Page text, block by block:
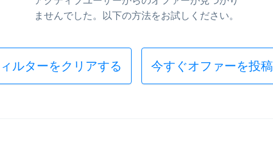
ませんでした。以下の方法をお試しください。
ルターをクリアする 今すぐオファーを投